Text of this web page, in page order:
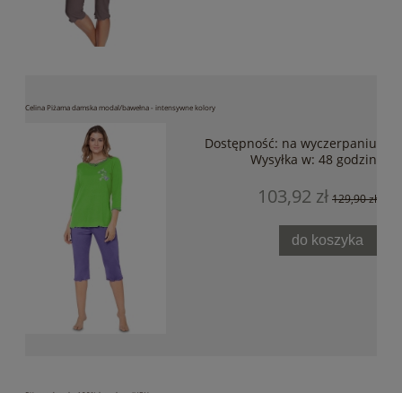
Celina Piżama damska modal/bawełna - intensywne kolory
Dostępność: na wyczerpaniu
Wysyłka w: 48 godzin
103,92 zł 129,90 zł
do koszyka